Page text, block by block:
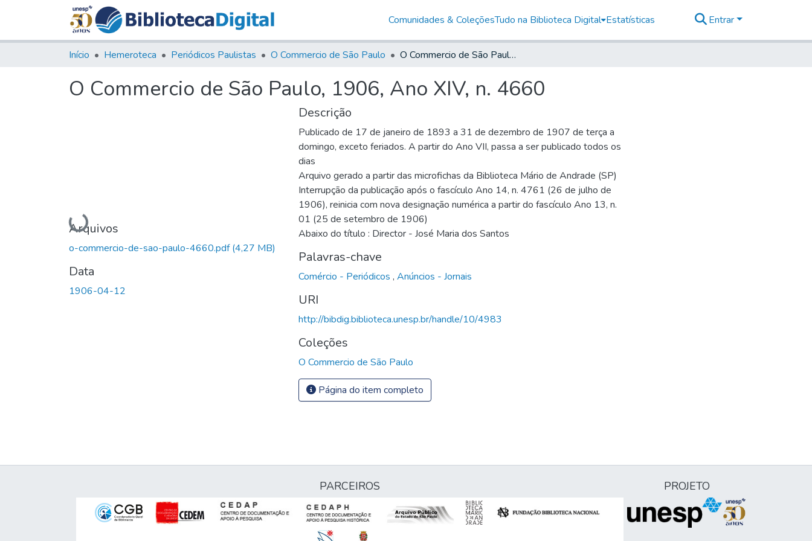
Comunidades & ColeçõesTudo na Biblioteca Digital Estatísticas Entrar
Início Hemeroteca Periódicos Paulistas O Commercio de São Paulo O Commercio de São Paulo, 1906, Ano XIV, n. 4660
O Commercio de São Paulo, 1906, Ano XIV, n. 4660
Carregando...
Arquivos
o-commercio-de-sao-paulo-4660.pdf(4,27 MB)
Data
1906-04-12
Descrição
Publicado de 17 de janeiro de 1893 a 31 de dezembro de 1907 de terça a
domingo, exceto feriados. A partir do Ano VII, passa a ser publicado todos os
dias
Arquivo gerado a partir das microfichas da Biblioteca Mário de Andrade (SP)
Interrupção da publicação após o fascículo Ano 14, n. 4761 (26 de julho de
1906), reinicia com nova designação numérica a partir do fascículo Ano 13, n.
01 (25 de setembro de 1906)
Abaixo do título : Director - José Maria dos Santos
Palavras-chave
Comércio - Periódicos , Anúncios - Jornais
URI
http://bibdig.biblioteca.unesp.br/handle/10/4983
Coleções
O Commercio de São Paulo
Página do item completo
PARCEIROS PROJETO